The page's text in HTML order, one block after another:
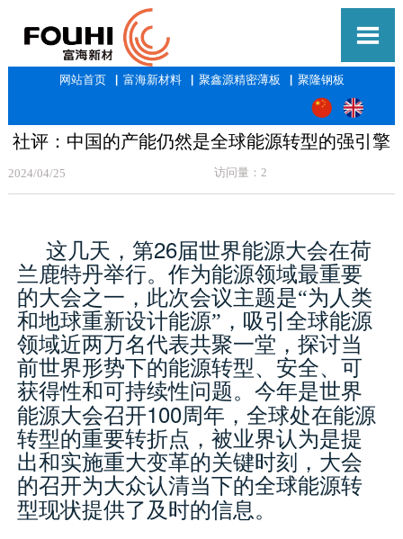

网站首页▕ 富海新材料▕ 聚鑫源精密薄板 ▕ 聚隆钢板
社评：中国的产能仍然是全球能源转型的强引擎
2024/04/25 访问量：2
这几天，第26届世界能源大会在荷
兰鹿特丹举行。作为能源领域最重要
的大会之一，此次会议主题是“为人类
和地球重新设计能源”，吸引全球能源
领域近两万名代表共聚一堂，探讨当
前世界形势下的能源转型、安全、可
获得性和可持续性问题。今年是世界
能源大会召开100周年，全球处在能源
转型的重要转折点，被业界认为是提
出和实施重大变革的关键时刻，大会
的召开为大众认清当下的全球能源转
型现状提供了及时的信息。